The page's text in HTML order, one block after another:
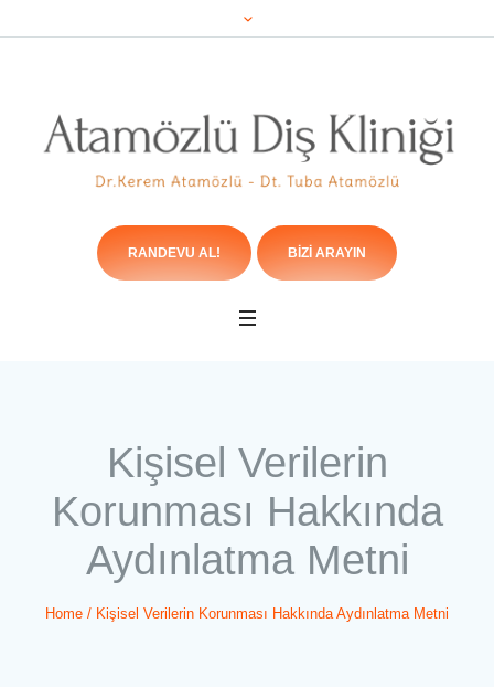
RANDEVU AL! BIZI ARAYIN
Kişisel Verilerin
Korunması Hakkında
Aydınlatma Metni
Home / Kişisel Verilerin Korunması Hakkında Aydınlatma Metni